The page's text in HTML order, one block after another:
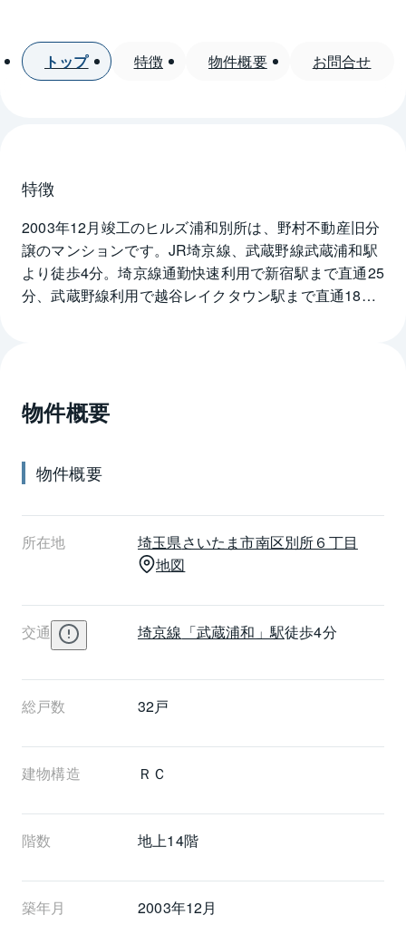
トップ 特徴 物件概要 お問合せ
特徴
2003年12月竣工のヒルズ浦和別所は、野村不動産旧分
譲のマンションです。JR埼京線、武蔵野線武蔵浦和駅
より徒歩4分。埼京線通勤快速利用で新宿駅まで直通25
分、武蔵野線利用で越谷レイクタウン駅まで直通18分
なっています。またヒルズ浦和別所からは南区役所へ
徒歩1分、さいたま中央郵便局へ徒歩2分でお子さんの
物件概要
物件概要
所在地 埼玉県さいたま市南区別所６丁目
地図
交通 埼京線 「武蔵浦和」駅徒歩4分
総戸数 32戸
建物構造 ＲＣ
階数 地上14階
築年月 2003年12月